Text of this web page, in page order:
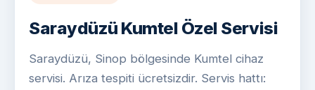
Saraydüzü Kumtel Özel Servisi
Saraydüzü, Sinop bölgesinde Kumtel cihaz
servisi. Arıza tespiti ücretsizdir. Servis hattı: